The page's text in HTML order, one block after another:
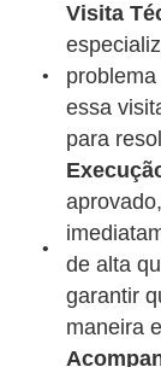
Visita
essa
para
de alta
garantir
maneira